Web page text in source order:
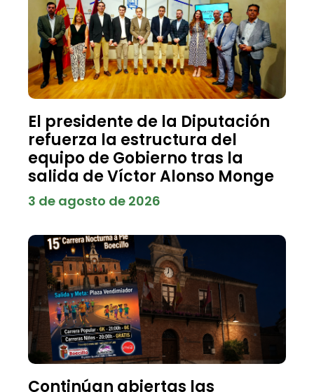
El presidente de la Diputación
refuerza la estructura del
equipo de Gobierno tras la
salida de Víctor Alonso Monge
3 de agosto de 2026
Continúan abiertas las